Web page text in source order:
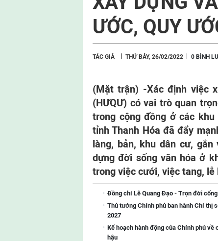
ƯỚC, QUY
TÁC GIẢ THỨ BẢY, 26/02/2022 0 BÌNH
(Mặt trận) -Xác định việc
(HƯQƯ) có vai trò quan
trong cộng đồng ở các
tỉnh Thanh Hóa đã đẩy
làng, bản, khu dân cư,
dựng đời sống văn hóa ở
trong việc cưới, việc tang, lễ
Đồng chí Lê Quang Đạo - Trọn đời
Thủ tướng Chính phủ ban hành Chỉ thị
2027
Kế hoạch hành động của Chính phủ
hậu